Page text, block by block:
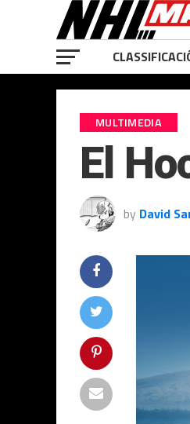
MULTIMEDIA
El
by David